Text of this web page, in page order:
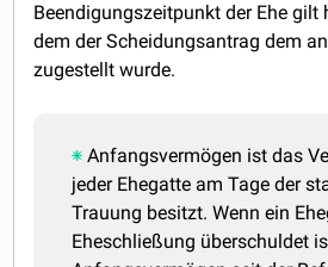
Beendigungszeitpunkt der Ehe gilt
dem der Scheidungsantrag dem
zugestellt wurde.
Anfangsvermögen ist das
jeder Ehegatte am Tage der
Trauung besitzt. Wenn ein
Eheschließung überschuldet